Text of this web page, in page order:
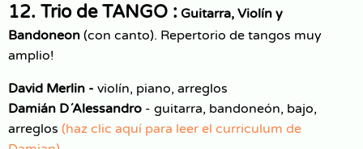
12. Trio de TANGO : Guitarra, Violín y
Bandoneon (con canto). Repertorio de tangos muy
amplio!
David Merlin - violín, piano, arreglos
Damián D´Alessandro - guitarra, bandoneón, bajo,
arreglos (haz clic aquí para leer el curriculum de